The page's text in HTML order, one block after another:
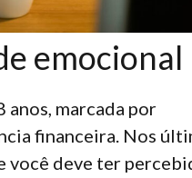
emocional
marcada por
financeira. Nos
você deve ter